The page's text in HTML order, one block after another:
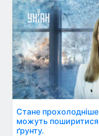
Стане
можуть поширитися
ґрунту.